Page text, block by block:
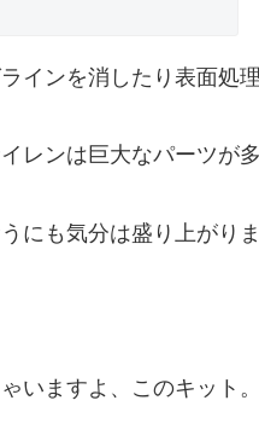
インを消したり表面処
レンは巨大なパーツが
にも気分は盛り上がりま
いますよ、このキット。